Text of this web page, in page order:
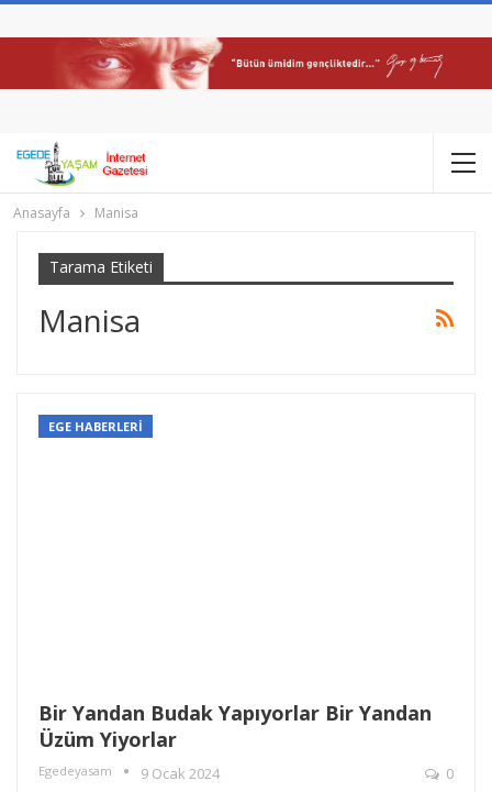
Anasayfa Manisa
Tarama Etiketi
Manisa
EGE HABERLERİ
Bir Yandan Budak Yapıyorlar Bir Yandan
Üzüm Yiyorlar
Egedeyasam 9 Ocak 2024
0